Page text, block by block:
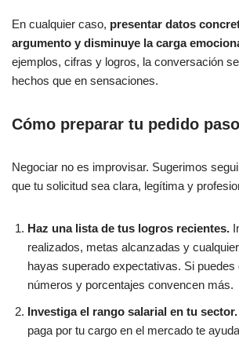
En cualquier caso, presentar datos
argumento y disminuye la carga
ejemplos, cifras y logros, la conversación
hechos que en sensaciones.
Cómo preparar tu pedido
Negociar no es improvisar. Sugerimos
que tu solicitud sea clara, legítima y
Haz una lista de tus logros recientes.
realizados, metas alcanzadas y
hayas superado expectativas. Si puedes
números y porcentajes convencen más.
Investiga el rango salarial en tu sector.
paga por tu cargo en el mercado te